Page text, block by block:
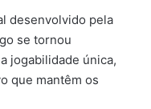
desenvolvido pela
se tornou
jogabilidade única,
que mantêm os